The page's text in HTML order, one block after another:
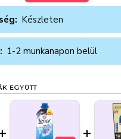
Készleten
1-2 munkanapon belül
EGYÜTT
+